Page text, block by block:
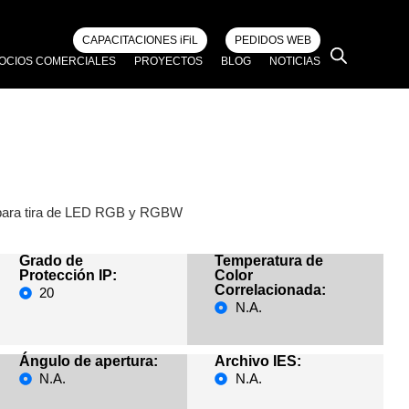
CAPACITACIONES iFiL
PEDIDOS WEB
COMERCIALES PROYECTOS BLOG NOTICIAS
tira de LED RGB y RGBW
Grado de
Protección IP:
20
Temperatura de
Color
Correlacionada:
N.A.
Ángulo de apertura:
N.A.
Archivo IES:
N.A.